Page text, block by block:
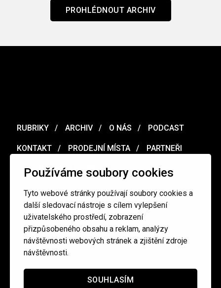
Používáme soubory cookies
Tyto webové stránky používají soubory cookies a
další sledovací nástroje s cílem vylepšení
uživatelského prostředí, zobrazení
přizpůsobeného obsahu a reklam, analýzy
návštěvnosti webových stránek a zjištění zdroje
návštěvnosti.
SOUHLASÍM
PROHLÉDNOUT ARCHIV
RUBRIKY ARCHIV O NÁS PODCAST
KONTAKT PRODEJNÍ MÍSTA PARTNEŘI
MERCH VOUCHER
Ochrana osobních údajů / Obchodní podmínky
redakce@cinepur.cz